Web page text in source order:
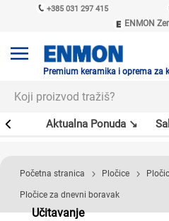
+385 031 297 415
ENMON
ENMON
Premium keramika i oprema za
Aktualna Ponuda ↘
Učitavanje
Početna stranica Pločice
Pločice za dnevni boravak